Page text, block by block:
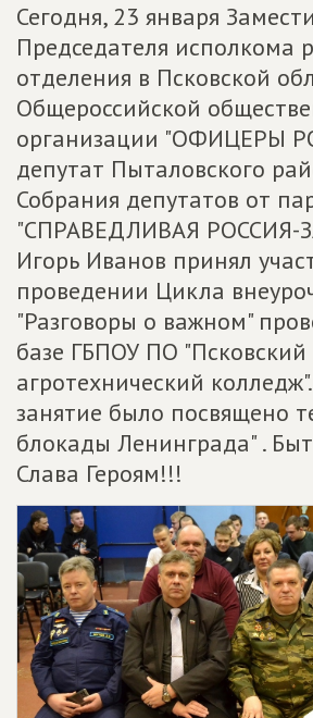
Сегодня, 23 января
Председателя исполкома
отделения в Псковской
Общероссийской
организации "ОФИЦЕРЫ
депутат Пыталовского
Собрания депутатов от
"СПРАВЕДЛИВАЯ РОССИЯ-
Игорь Иванов принял
проведении Цикла
"Разговоры о важном"
базе ГБПОУ ПО "Псковский
агротехнический
занятие было посвящено
блокады Ленинграда" .
Слава Героям!!!